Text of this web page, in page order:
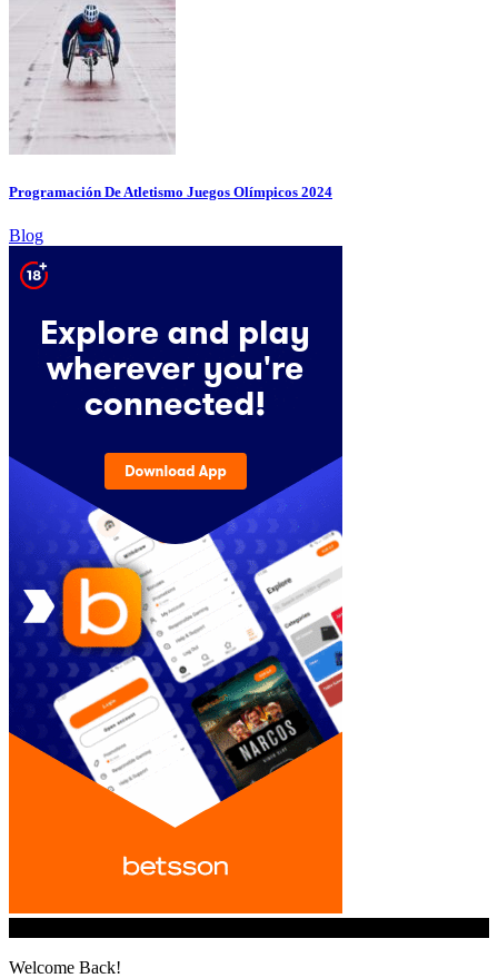
Programación De Atletismo Juegos Olímpicos 2024
Blog
Welcome Back!